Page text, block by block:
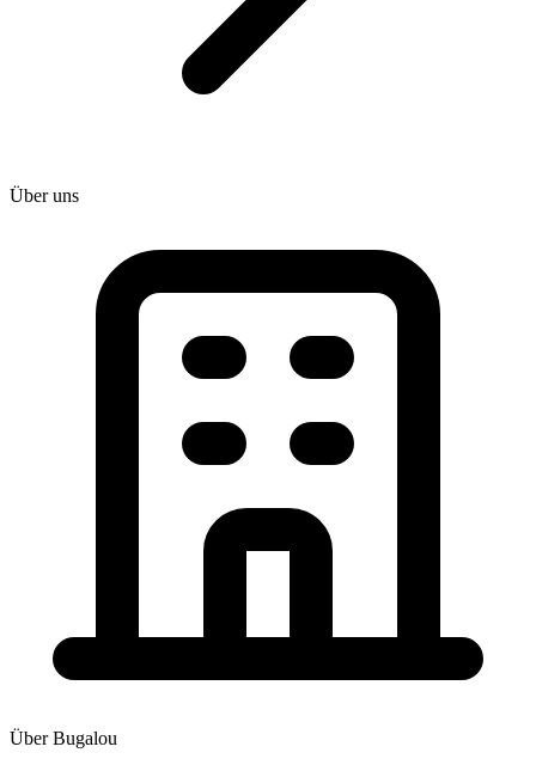
Über uns
Über Bugalou